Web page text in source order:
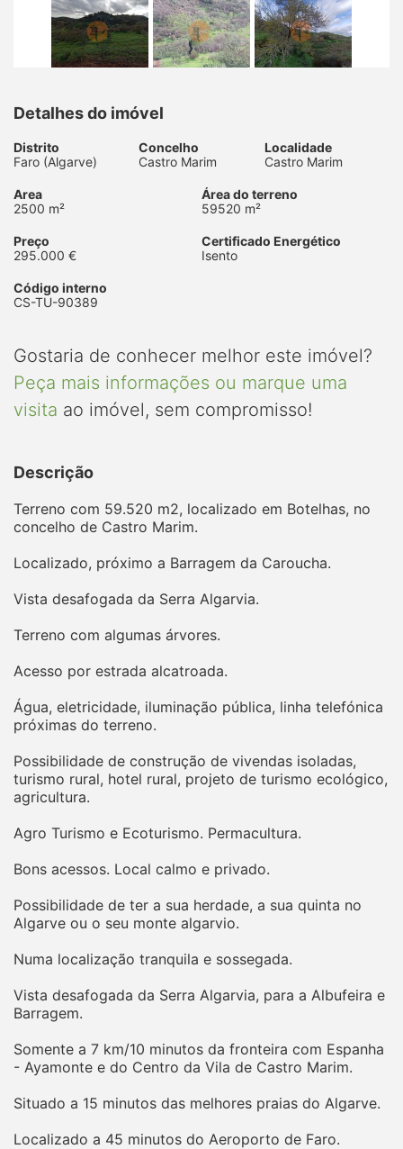
Detalhes do imóvel
Distrito
Faro (Algarve)
Concelho
Castro Marim
Localidade
Castro Marim
Area
2500 m²
Área do terreno
59520 m²
Preço
295.000 €
Certificado Energético
Isento
Código interno
CS-TU-90389
Gostaria de conhecer melhor este imóvel?
Peça mais informações ou marque uma
visita ao imóvel, sem compromisso!
Descrição
Terreno com 59.520 m2, localizado em Botelhas, no
concelho de Castro Marim.
Localizado, próximo a Barragem da Caroucha.
Vista desafogada da Serra Algarvia.
Terreno com algumas árvores.
Acesso por estrada alcatroada.
Água, eletricidade, iluminação pública, linha telefónica
próximas do terreno.
Possibilidade de construção de vivendas isoladas,
turismo rural, hotel rural, projeto de turismo ecológico,
agricultura.
Agro Turismo e Ecoturismo. Permacultura.
Bons acessos. Local calmo e privado.
Possibilidade de ter a sua herdade, a sua quinta no
Algarve ou o seu monte algarvio.
Numa localização tranquila e sossegada.
Vista desafogada da Serra Algarvia, para a Albufeira e
Barragem.
Somente a 7 km/10 minutos da fronteira com Espanha
- Ayamonte e do Centro da Vila de Castro Marim.
Situado a 15 minutos das melhores praias do Algarve.
Localizado a 45 minutos do Aeroporto de Faro.